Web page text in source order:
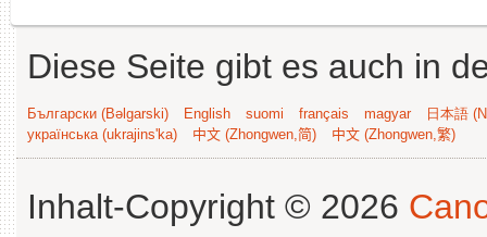
Diese Seite gibt es auch in
Български (Bəlgarski) English suomi français magyar
日本語
українська (ukrajins'ka)
中文 (Zhongwen,简) 中文 (Zhongwen,繁)
Inhalt-Copyright © 2026